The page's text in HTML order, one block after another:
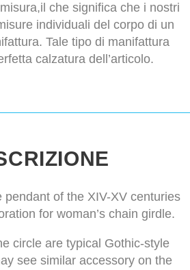
che significa che i nostri
individuali del corpo di un
Tale tipo di manifattura
calzatura dell’articolo.
pendant of the XIV-XV centuries
for woman’s chain girdle.
circle are typical Gothic-style
see similar accessory on the